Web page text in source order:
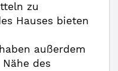
zu
Hauses bieten
außerdem
des